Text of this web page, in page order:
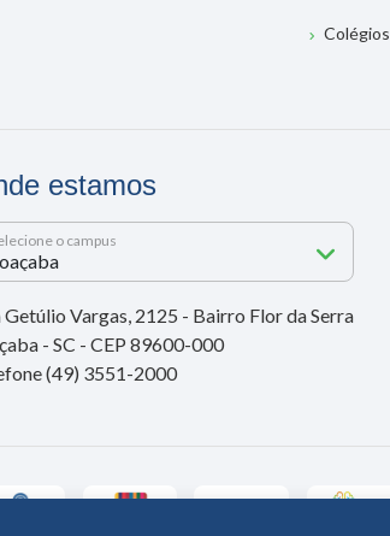
Colégios
estamos
o campus
Getúlio Vargas, 2125 - Bairro Flor da Serra
- SC - CEP 89600-000
(49) 3551-2000